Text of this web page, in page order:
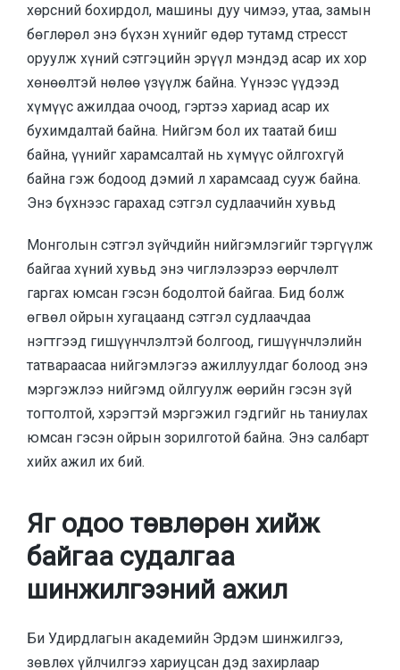
хөрсний бохирдол, машины дуу чимээ, утаа, замын
бөглөрөл энэ бүхэн хүнийг өдөр тутамд стресст
оруулж хүний сэтгэцийн эрүүл мэндэд асар их хор
хөнөөлтэй нөлөө үзүүлж байна. Үүнээс үүдээд
хүмүүс ажилдаа очоод, гэртээ хариад асар их
бухимдалтай байна. Нийгэм бол их таатай биш
байна, үүнийг харамсалтай нь хүмүүс ойлгохгүй
байна гэж бодоод дэмий л харамсаад сууж байна.
Энэ бүхнээс гарахад сэтгэл судлаачийн хувьд
Монголын сэтгэл зүйчдийн нийгэмлэгийг тэргүүлж
байгаа хүний хувьд энэ чиглэлээрээ өөрчлөлт
гаргах юмсан гэсэн бодолтой байгаа. Бид болж
өгвөл ойрын хугацаанд сэтгэл судлаачдаа
нэгтгээд гишүүнчлэлтэй болгоод, гишүүнчлэлийн
татвараасаа нийгэмлэгээ ажиллуулдаг болоод энэ
мэргэжлээ нийгэмд ойлгуулж өөрийн гэсэн зүй
тогтолтой, хэрэгтэй мэргэжил гэдгийг нь таниулах
юмсан гэсэн ойрын зорилготой байна. Энэ салбарт
хийх ажил их бий.
Яг одоо төвлөрөн хийж
байгаа судалгаа
шинжилгээний ажил
Би Удирдлагын академийн Эрдэм шинжилгээ,
зөвлөх үйлчилгээ хариуцсан дэд захирлаар